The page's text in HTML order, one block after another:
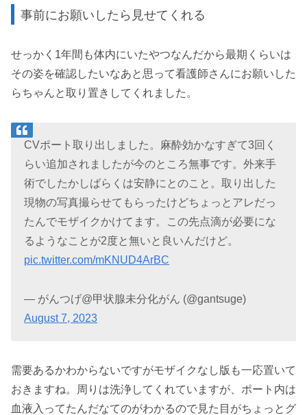
事前にお願いしたら見せてくれる
せっかく1年間も体内にいたやつなんだから最期くらいは
その姿を確認したいなあと思って看護師さんにお願いした
らちゃんと取り置きしてくれました。
CVポート取り出しました。麻酔効かなすぎて3回く
らい追加されましたが今のところ無事です。外来手
術でしたかしばらくは安静にとのこと。取り出した
現物の写真撮らせてもらったけどちょっとアレだっ
たんでモザイクかけてます。この先点滴が必要にな
るようなことが2度と無いと良いんだけど。
pic.twitter.com/mKNUD4ArBC
— がんつげ@甲状腺未分化がん (@gantsuge)
August 7, 2023
需要あるかわからないですがモザイクなし版も一応置いて
おきますね。周りは洗浄してくれていますが、ポート内は
血液入ってたんだなてのがわかるので見た目がちょっとグ